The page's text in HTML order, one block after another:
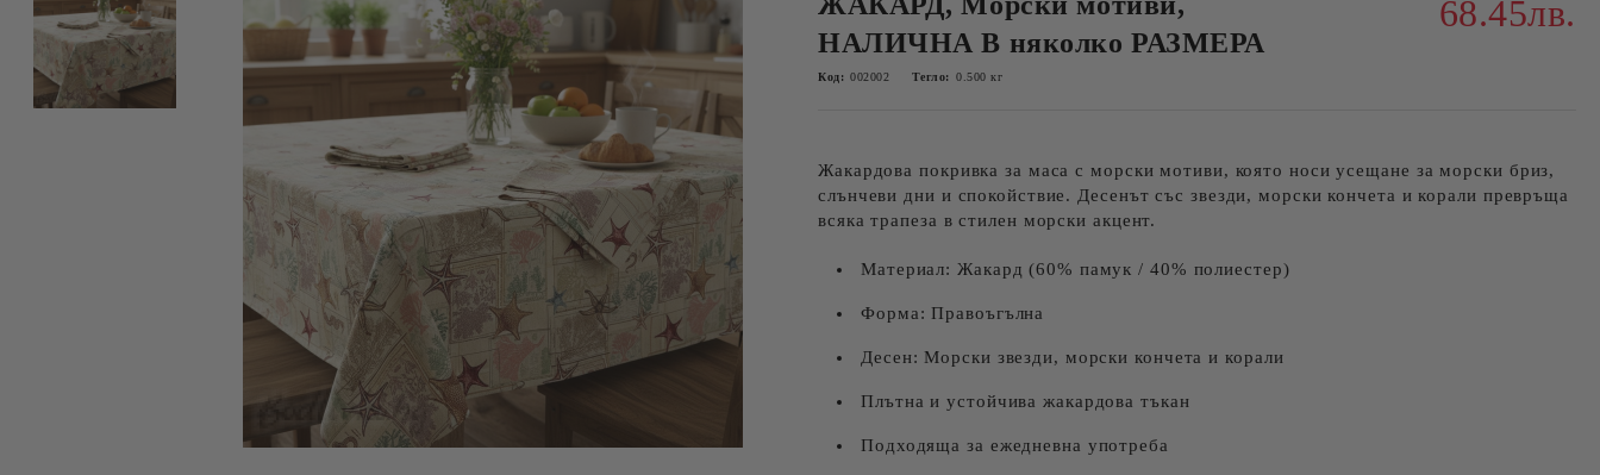
НАЛИЧНА В няколко РАЗМЕРА
68.45лв.
Код: 002002 Тегло: 0.500 кг
Жакардова покривка за маса с морски мотиви, която носи усещане за морски бриз,
слънчеви дни и спокойствие. Десенът със звезди, морски кончета и корали превръща
всяка трапеза в стилен морски акцент.
Материал: Жакард (60% памук / 40% полиестер)
Форма: Правоъгълна
Десен: Морски звезди, морски кончета и корали
Плътна и устойчива жакардова тъкан
Подходяща за ежедневна употреба